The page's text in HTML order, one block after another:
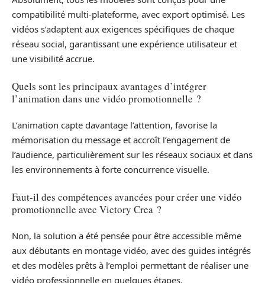
compatibilité multi-plateforme, avec export optimisé. Les
vidéos s’adaptent aux exigences spécifiques de chaque
réseau social, garantissant une expérience utilisateur et
une visibilité accrue.
Quels sont les principaux avantages d’intégrer
l’animation dans une vidéo promotionnelle ?
L’animation capte davantage l’attention, favorise la
mémorisation du message et accroît l’engagement de
l’audience, particulièrement sur les réseaux sociaux et dans
les environnements à forte concurrence visuelle.
Faut-il des compétences avancées pour créer une vidéo
promotionnelle avec Victory Crea ?
Non, la solution a été pensée pour être accessible même
aux débutants en montage vidéo, avec des guides intégrés
et des modèles prêts à l’emploi permettant de réaliser une
vidéo professionnelle en quelques étapes.